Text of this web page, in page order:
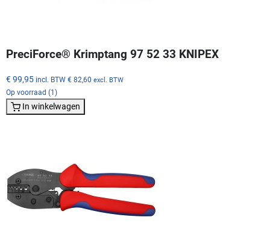
PreciForce® Krimptang 97 52 33 KNIPEX
€ 99,95 incl. BTW € 82,60 excl. BTW
Op voorraad (1)
In winkelwagen